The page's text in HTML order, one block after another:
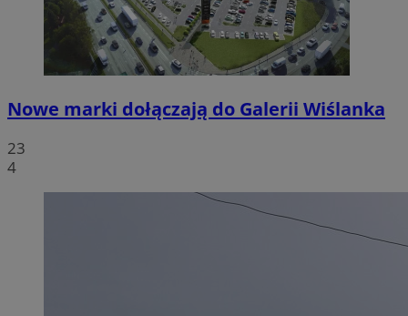
Nowe marki dołączają do Galerii Wiślanka
23
4